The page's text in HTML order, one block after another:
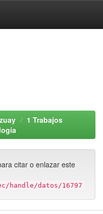
1 Trabajos
citar o enlazar este
handle/datos/16797